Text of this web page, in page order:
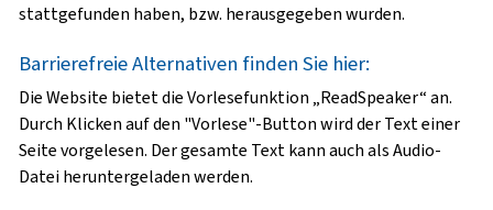
stattgefunden haben, bzw. herausgegeben wurden.
Barrierefreie Alternativen finden Sie hier:
Die Website bietet die Vorlesefunktion „ReadSpeaker“ an.
Durch Klicken auf den "Vorlese"-Button wird der Text einer
Seite vorgelesen. Der gesamte Text kann auch als Audio-
Datei heruntergeladen werden.